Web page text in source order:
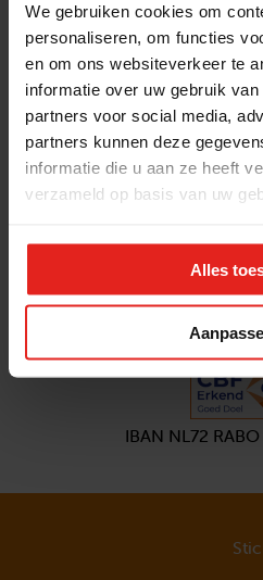
We gebruiken cookies om
personaliseren, om functies
en om ons websiteverkeer te
informatie over uw gebruik
partners voor social media,
partners kunnen deze
informatie die u aan ze heeft
verzameld op basis van uw
Alles
Pers en media
Jaarverslag 2025
Volg
Aanmelden
IBAN NL72